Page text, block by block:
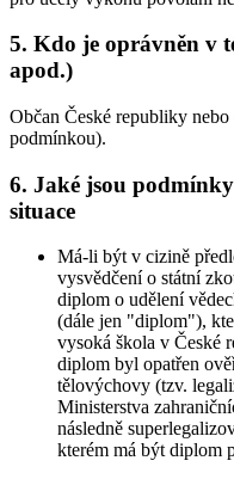
5. Kdo je oprávněn v
apod.)
Občan České republiky
podmínkou).
6. Jaké jsou
situace
Má-li být v cizině
vysvědčení o státní
diplom o udělení
(dále jen "diplom"),
vysoká škola v České
diplom byl opatřen
tělovýchovy (tzv.
Ministerstva
následně
kterém má být diplom